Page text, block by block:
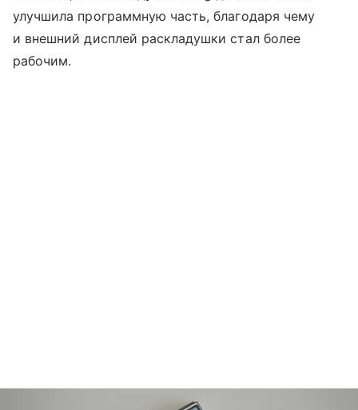
улучшила программную часть, благодаря чему
и внешний дисплей раскладушки стал более
рабочим.